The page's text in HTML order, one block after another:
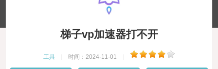
梯子vp加速器打不开
工具 时间：2024-11-01